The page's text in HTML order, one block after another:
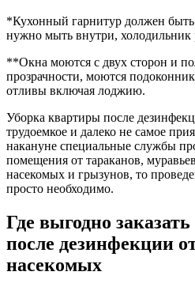
*Кухонный гарнитур должен
нужно мыть внутри, холодильник
**Окна моются с двух сторон и
прозрачности, моются
отливы включая лоджию.
Уборка квартиры после
трудоемкое и далеко не самое
накануне специальные службы
помещения от тараканов,
насекомых и грызунов, то
просто необходимо.
Где выгодно
после дезинфекции
насекомых